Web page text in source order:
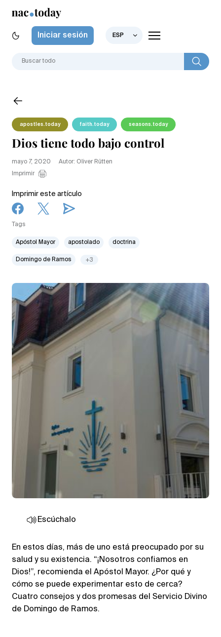
Iniciar sesión ESP
apostles.today faith.today seasons.today
Dios tiene todo bajo control
mayo 7, 2020
Autor: Oliver Rütten
Imprimir
Imprimir este artículo
Tags
Apóstol Mayor apostolado doctrina
Domingo de Ramos +3
Escúchalo
En estos días, más de uno está preocupado por su
salud y su existencia. “¡Nosotros confiamos en
Dios!”, recomienda el Apóstol Mayor. ¿Por qué y
cómo se puede experimentar esto de cerca?
Cuatro consejos y dos promesas del Servicio Divino
de Domingo de Ramos.